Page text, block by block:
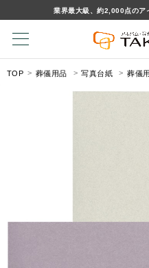
業界最大級、約2,000点のア
TOP 葬儀用品 写真台紙 葬儀